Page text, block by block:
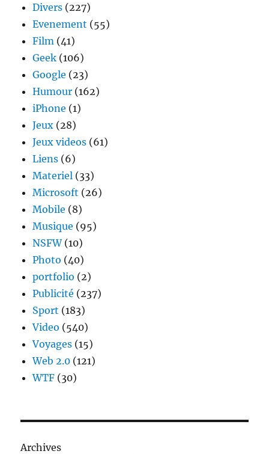
Divers (227)
Evenement (55)
Film (41)
Geek (106)
Google (23)
Humour (162)
iPhone (1)
Jeux (28)
Jeux videos (61)
Liens (6)
Materiel (33)
Microsoft (26)
Mobile (8)
Musique (95)
NSFW(10)
Photo (40)
portfolio (2)
Publicité (237)
Sport (183)
Video (540)
Voyages (15)
Web 2.0 (121)
WTF (30)
Archives